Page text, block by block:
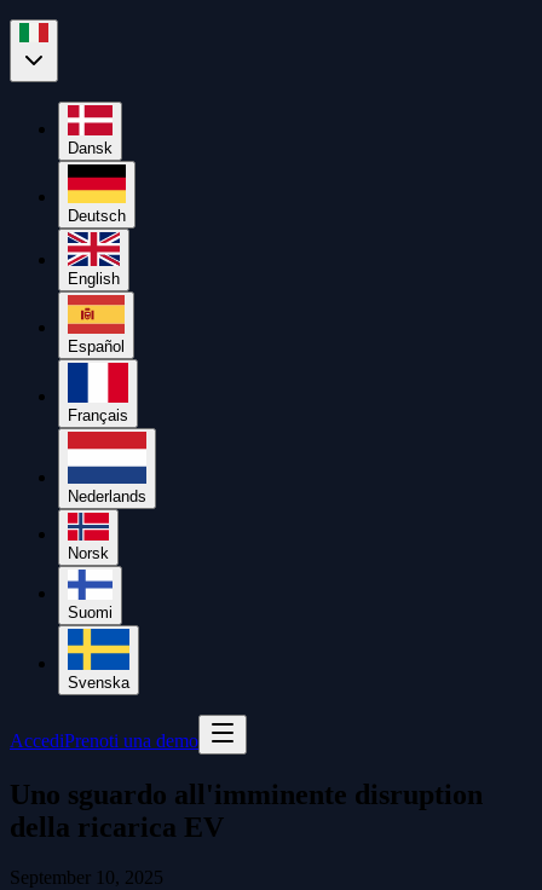
Dansk
Deutsch
English
Español
Français
Nederlands
Norsk
Suomi
Svenska
AccediPrenoti una demo
Uno sguardo all'imminente disruption
della ricarica EV
September 10, 2025